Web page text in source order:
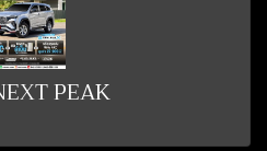
PEAK